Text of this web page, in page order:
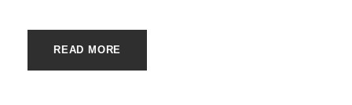
READ MORE